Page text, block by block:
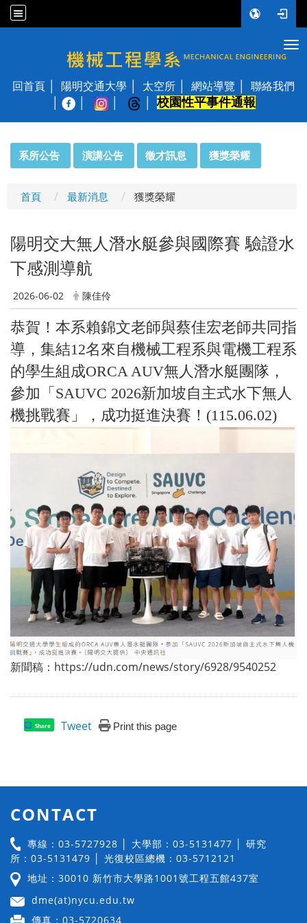
國立陽明交通大學 機械工程學系
回首頁 陽明交通大學 太空所 網站導覽
聯絡我們
校園性平事件通報
系所公告 演講公告 徵才訊息 獲獎榮耀
首頁 最新消息 獲獎榮耀
陽明交大無人潛水艇參與國際賽 驗證水
下感測導航
2026-06-02 陳佳伶
恭賀！本系賴錦文老師與蔡佳宏老師共同指
導，集結12名來自機械工程系與電機工程系
的學生組成ORCA AUV無人潛水艇團隊，
參加「SAUVC 2026新加坡自主式水下無人
機挑戰賽」，成功挺進決賽！(115.06.02)
新聞稿：https://udn.com/news/story/6928/9540252
Share Tweet Print this page
CONTACT
專線：03-5727928 │ 大學部：03-5131477 │ 研究
所：03-5131479 │ 光復校區總機：03-5712121
地址：30010 新竹市大學路1001號工程五館437室
dme(at)nycu.edu.tw
傳真：03-5720634